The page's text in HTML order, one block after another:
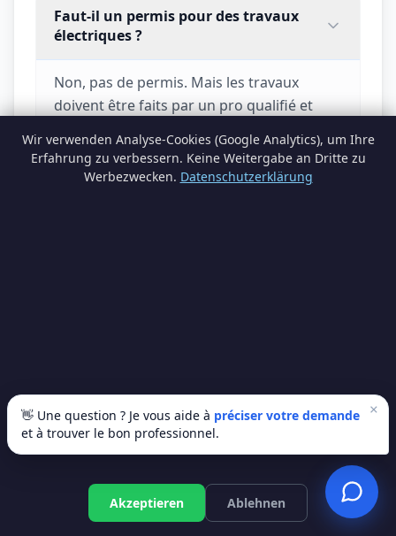
Wir verwenden Analyse-Cookies (Google Analytics), um Ihre
Erfahrung zu verbessern. Keine Weitergabe an Dritte zu
Werbezwecken. Datenschutzerklärung
Akzeptieren Ablehnen
Faut-il un permis pour des travaux
électriques ?
Non, pas de permis. Mais les travaux
doivent être faits par un pro qualifié et
Délai pour une rénovation électrique
Le triphasé est utile si vous avez de gros
consommateurs (PAC, borne de recharge).
Pour une maison standard, le mono 40A
suffit.
Kostenloses Angebot
×
👋 Une question ? Je vous aide à préciser votre demande
et à trouver le bon professionnel.